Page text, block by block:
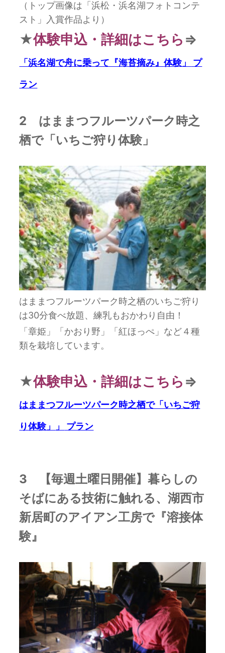
（トップ画像は「浜松・浜名湖フォトコンテ
スト」入賞作品より）
★体験申込・詳細はこちら ⇒
「浜名湖で舟に乗って『海苔摘み』体験」 プ
ラン
2 はままつフルーツパーク時之
栖で「いちご狩り体験」
はままつフルーツパーク時之栖のいちご狩り
は30分食べ放題、練乳もおかわり自由！
「章姫」「かおり野」「紅ほっぺ」など４種
類を栽培しています。
★体験申込・詳細はこちら ⇒
はままつフルーツパーク時之栖で「いちご狩
り体験」 」 プラン
3 【毎週土曜日開催】暮らしの
そばにある技術に触れる、湖西市
新居町のアイアン工房で『溶接体
験』